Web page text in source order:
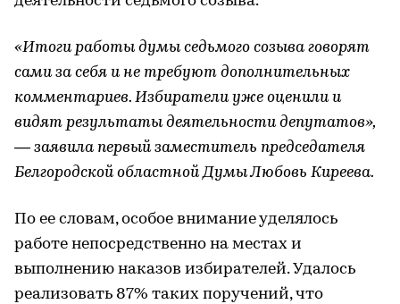
«Итоги работы думы седьмого созыва говорят
сами за себя и не требуют дополнительных
комментариев. Избиратели уже оценили и
видят результаты деятельности депутатов»,
— заявила первый заместитель председателя
Белгородской областной Думы Любовь Киреева.
По ее словам, особое внимание уделялось
работе непосредственно на местах и
выполнению наказов избирателей. Удалось
реализовать 87% таких поручений, что